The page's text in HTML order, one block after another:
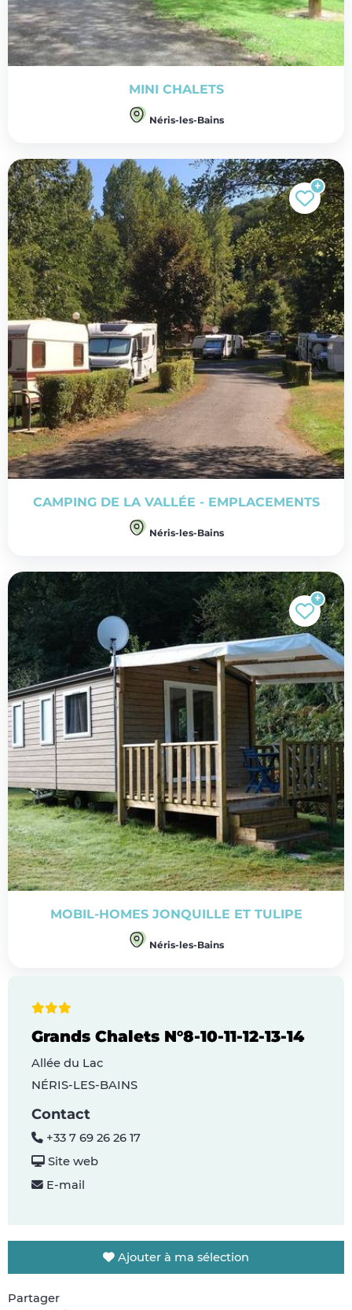
MINI CHALETS
Néris-les-Bains
CAMPING DE LA VALLÉE - EMPLACEMENTS
Néris-les-Bains
MOBIL-HOMES JONQUILLE ET TULIPE
Néris-les-Bains
Grands Chalets N°8-10-11-12-13-14
Allée du Lac
NÉRIS-LES-BAINS
Contact
+33 7 69 26 26 17
Site web
E-mail
Ajouter à ma sélection
Partager